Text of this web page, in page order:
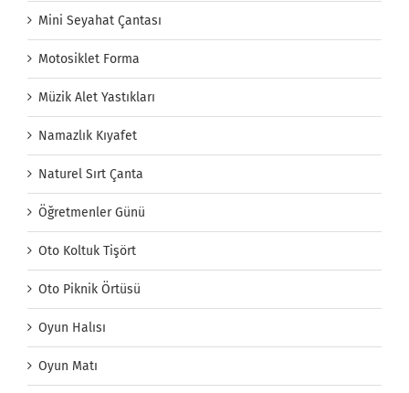
Mini Seyahat Çantası
Motosiklet Forma
Müzik Alet Yastıkları
Namazlık Kıyafet
Naturel Sırt Çanta
Öğretmenler Günü
Oto Koltuk Tişört
Oto Piknik Örtüsü
Oyun Halısı
Oyun Matı